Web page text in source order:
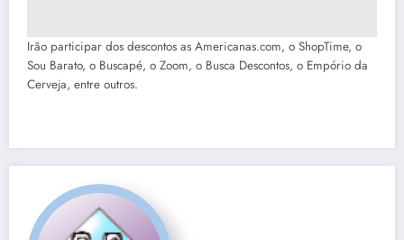
Irão participar dos descontos as Americanas.com, o ShopTime, o
Sou Barato, o Buscapé, o Zoom, o Busca Descontos, o Empório da
Cerveja, entre outros.